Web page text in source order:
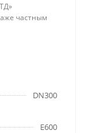
частным
DN300
E600